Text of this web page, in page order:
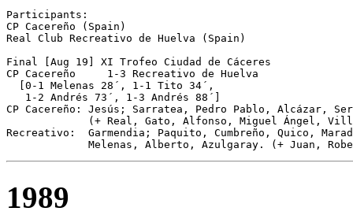
Participants:
CP Cacereño (Spain)
Real Club Recreativo de Huelva (Spain)
Final [Aug 19] XI Trofeo Ciudad de Cáceres
CP Cacereño	1-3 Recreativo de Huelva
  [0-1 Melenas 28´, 1-1 Tito 34´,
   1-2 Andrés 73´, 1-3 Andrés 88´]
CP Cacereño: Jesús; Sarratea, Pedro Pablo, Alcázar,
(+ Real, Gato, Alfonso, Miguel Ángel,
Recreativo:  Garmendia; Paquito, Cumbreño, Quico,
Melenas, Alberto, Azulgaray. (+ Juan,
1989